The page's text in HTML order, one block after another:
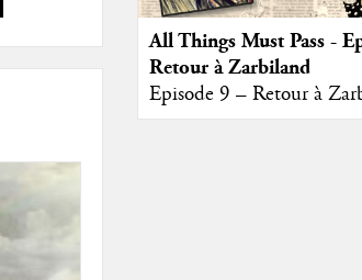
All Things Must Pass -
Retour à Zarbiland
Episode 9 – Retour à